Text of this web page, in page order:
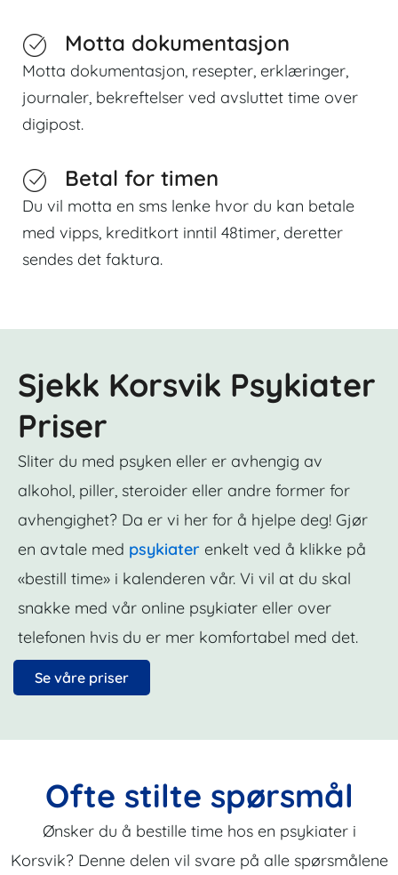
Motta dokumentasjon
Motta dokumentasjon, resepter, erklæringer,
journaler, bekreftelser ved avsluttet time over
digipost.
Betal for timen
Du vil motta en sms lenke hvor du kan betale
med vipps, kreditkort inntil 48timer, deretter
sendes det faktura.
Sjekk Korsvik Psykiater
Priser
Sliter du med psyken eller er avhengig av
alkohol, piller, steroider eller andre former for
avhengighet? Da er vi her for å hjelpe deg! Gjør
en avtale med psykiater enkelt ved å klikke på
«bestill time» i kalenderen vår. Vi vil at du skal
snakke med vår online psykiater eller over
telefonen hvis du er mer komfortabel med det.
Se våre priser
Ofte stilte spørsmål
Ønsker du å bestille time hos en psykiater i
Korsvik? Denne delen vil svare på alle spørsmålene